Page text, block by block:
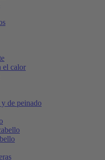
el calor
de peinado